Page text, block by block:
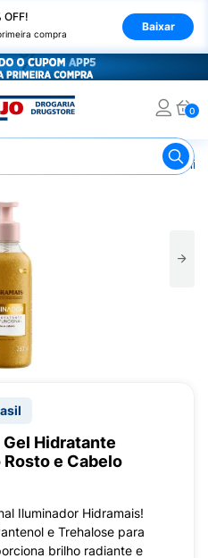
OFF!
compra
Baixar
0
Hidratante
e Cabelo
Iluminador Hidramais!
e Trehalose para
brilho radiante e